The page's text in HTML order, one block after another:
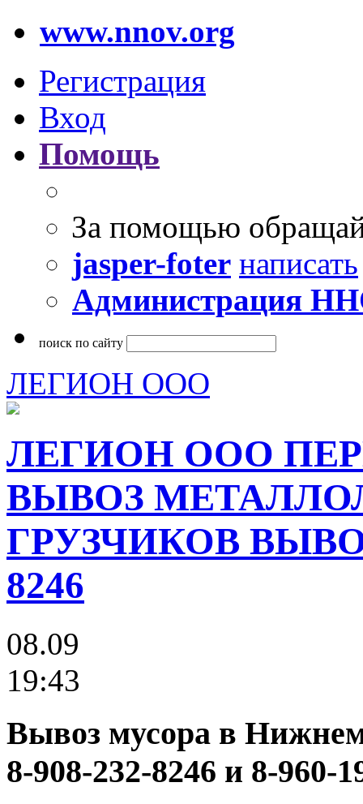
www.nnov.org
Регистрация
Вход
Помощь
За помощью
jasper-foter написать
Администрация
поиск по сайту
ЛЕГИОН ООО
ЛЕГИОН ООО
ВЫВОЗ
ГРУЗЧИКОВ
8246
08.09
19:43
Вывоз мусора в
8-908-232-8246 и 8-960-